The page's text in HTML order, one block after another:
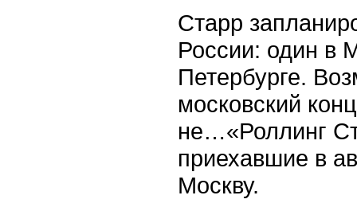
Старр
России: один в
Петербурге.
московский
не…«Роллинг
приехавшие в
Москву.